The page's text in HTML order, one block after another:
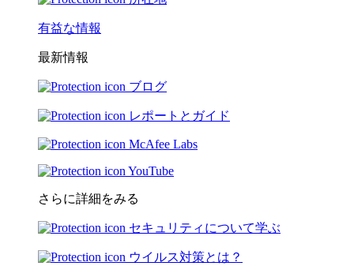
有益な情報
最新情報
ブログ
レポートとガイド
McAfee Labs
YouTube
さらに詳細をみる
セキュリティについて学ぶ
ウイルス対策とは？